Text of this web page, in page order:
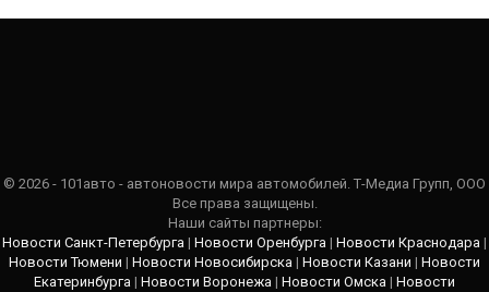
© 2026 - 101авто - автоновости мира автомобилей. Т-Медиа Групп, ООО
Все права защищены.
Наши сайты партнеры:
Новости Санкт-Петербурга | Новости Оренбурга | Новости Краснодара |
Новости Тюмени | Новости Новосибирска | Новости Казани | Новости
Екатеринбурга | Новости Воронежа | Новости Омска | Новости